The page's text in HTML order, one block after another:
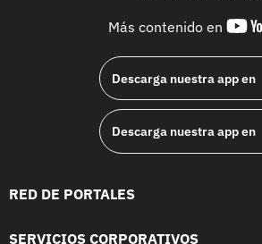
Más contenido en
Descarga nuestra app en
Descarga nuestra app en
RED DE PORTALES
SERVICIOS CORPORATIVOS